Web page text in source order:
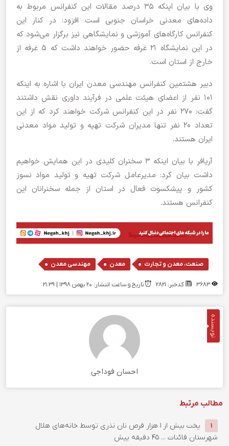
وی با بیان اینکه 35 درصد مقالات این کنفرانس مربوط به
داده‌های معدنی خراسان جنوبی است افزود: در کنار این
کنفرانس کارگاه‌های آموزشی و نمایشگاهی نیز برگزار می‌شود که
در این نمایشگاه 21 غرفه حضور خواهند داشت که 5 غرفه از
خارج از استان است.
دبیر هشتمین کنفرانس مهندسی معدن ایران با اشاره به اینکه
101 نفر از اعضای هیئت علمی در فرآیند داوری نقش داشتند
گفت: 270 نفر در این کنفرانس شرکت خواهند کرد که از این
تعداد 20 نفر تنها مدیران شرکت تهیه و تولید مواد معدنی
ایران هستند.
آریافر با بیان اینکه 3 سخنران کلیدی در این همایش خواهیم
داشت بیان کرد: مدیرعامل شرکت تهیه و تولید مواد نسوز
کشور و پیشکسوت فعال در استان از جمله سخنرانان این
کنفرانس هستند.
صنعت، معدن و تجارت , معدن , مهندسی معدن
کدخبر: 2821 تاریخ و ساعت انتشار: ۲۰ بهمن ۱۳۹۸ | 21:39
نویسنده
احسان فوداجی
مطالب مرتبط
1
پخت بیش از 1 هزار قرص نان نذری توسط خانه‌های هلال
شهرستان قائنات ... 45 دقیقه پیش